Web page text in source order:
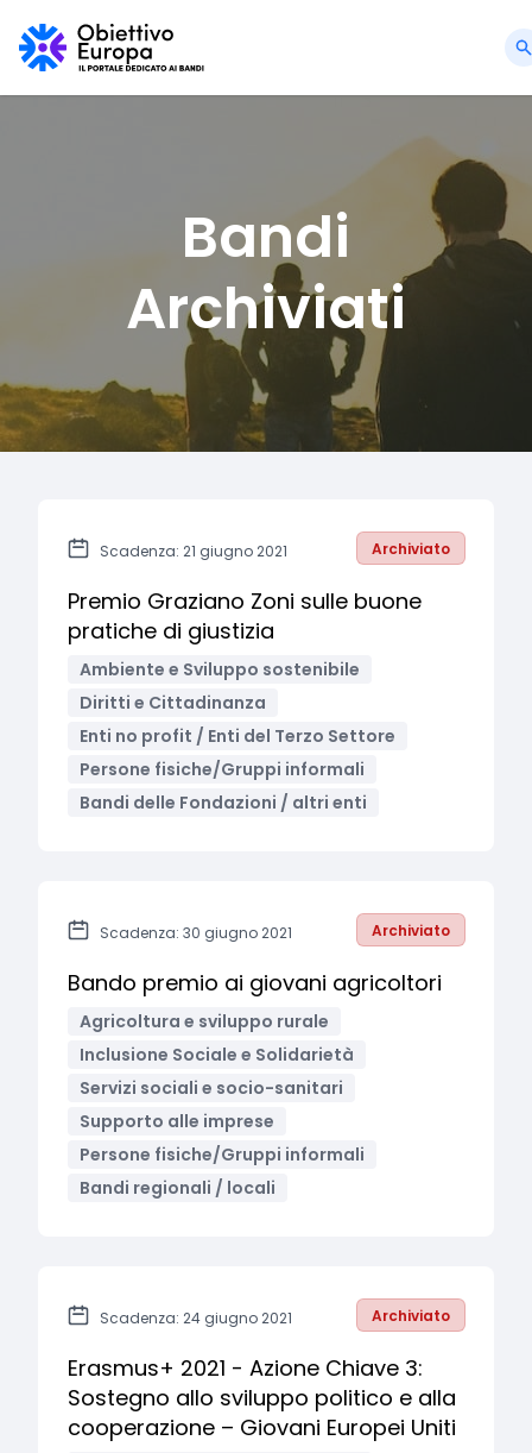
Bandi
Archiviati
Scadenza: 21 giugno 2021 Archiviato
Premio Graziano Zoni sulle buone
pratiche di giustizia
Ambiente e Sviluppo sostenibile
Diritti e Cittadinanza
Enti no profit / Enti del Terzo Settore
Persone fisiche/Gruppi informali
Bandi delle Fondazioni / altri enti
Scadenza: 30 giugno 2021 Archiviato
Bando premio ai giovani agricoltori
Agricoltura e sviluppo rurale
Inclusione Sociale e Solidarietà
Servizi sociali e socio-sanitari
Supporto alle imprese
Persone fisiche/Gruppi informali
Bandi regionali / locali
Scadenza: 24 giugno 2021 Archiviato
Erasmus+ 2021 - Azione Chiave 3:
Sostegno allo sviluppo politico e alla
cooperazione – Giovani Europei Uniti